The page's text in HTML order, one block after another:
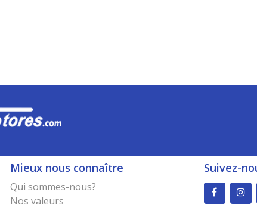
Mieux nous connaître
Qui sommes-nous?
Nos valeurs
Suivez-